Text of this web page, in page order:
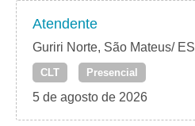
Atendente
Guriri Norte, São Mateus/ ES
CLT Presencial
5 de agosto de 2026